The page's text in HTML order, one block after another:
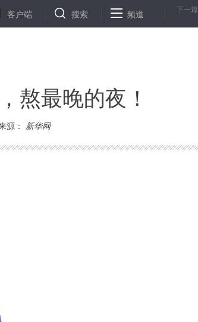
查获假酒8000余箱 贫困户来“扶贫” 一起敲
客户端 搜索 频道 下一篇
熬最晚的夜！
源： 新华网